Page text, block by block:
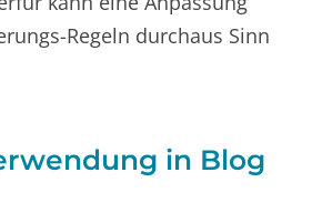
Regeln durchaus Sinn
in Blog